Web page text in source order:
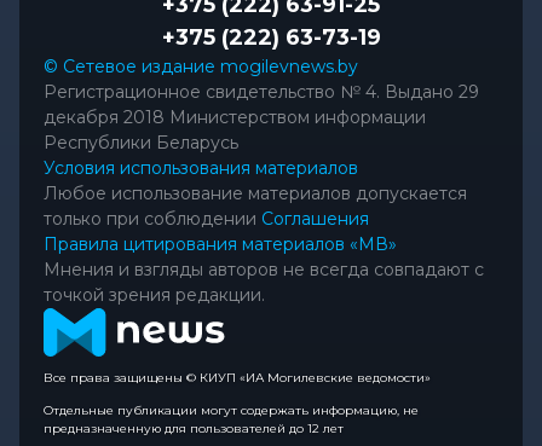
+375 (222) 63-73-19
© Сетевое издание mogilevnews.by
Регистрационное свидетельство № 4. Выдано 29
декабря 2018 Министерством информации
Республики Беларусь
Условия использования материалов
Любое использование материалов допускается
только при соблюдении Соглашения
Правила цитирования материалов «МВ»
Мнения и взгляды авторов не всегда совпадают с
точкой зрения редакции.
Все права защищены © КИУП «ИА Могилевские ведомости»
Отдельные публикации могут содержать информацию, не
предназначенную для пользователей до 12 лет